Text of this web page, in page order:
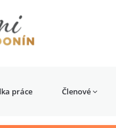
práce Členové